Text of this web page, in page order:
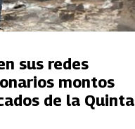
sus redes
montos
de la Quinta